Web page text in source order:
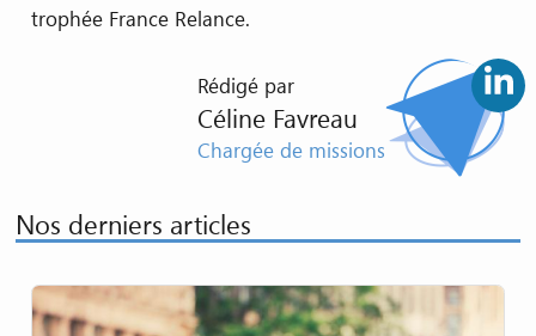
trophée France Relance.
Rédigé par
Céline Favreau
Chargée de missions
Nos derniers articles